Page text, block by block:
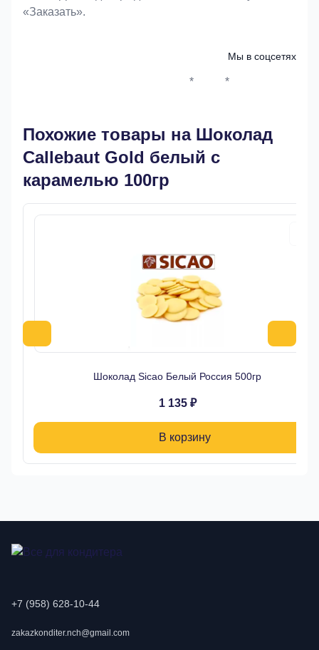
«Заказать».
Мы в соцсетях
* *
Похожие товары на Шоколад
Callebaut Gold белый с
карамелью 100гр
Шоколад Sicao Белый Россия 500гр
1 135 ₽
В корзину
+7 (958) 628-10-44
zakazkonditer.nch@gmail.com